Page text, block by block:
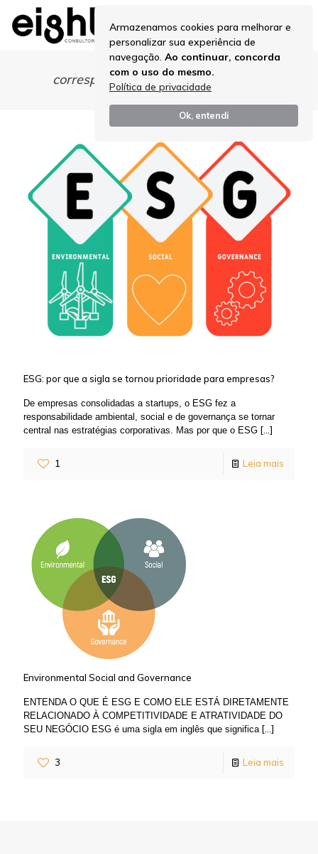
Armazenamos cookies para melhorar e
personalizar sua experiência de
navegação. Ao continuar, concorda
com o uso do mesmo.
Política de privacidade
Ok, entendi
corresponde às práticas ambientais
ESG: por que a sigla se tornou prioridade para empresas?
De empresas consolidadas a startups, o ESG fez a
responsabilidade ambiental, social e de governança se tornar
central nas estratégias corporativas. Mas por que o ESG […]
1 Leia mais
Environmental Social and Governance
ENTENDA O QUE É ESG E COMO ELE ESTÁ DIRETAMENTE
RELACIONADO À COMPETITIVIDADE E ATRATIVIDADE DO
SEU NEGÓCIO ESG é uma sigla em inglês que significa […]
3 Leia mais